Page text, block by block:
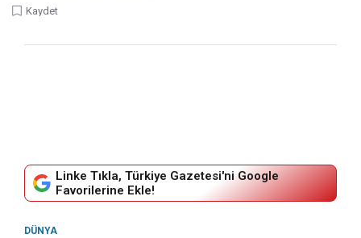
Kaydet
Linke Tıkla, Türkiye Gazetesi'ni Google
Favorilerine Ekle!
DÜNYA